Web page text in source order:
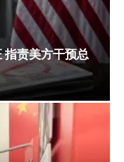
指责美方干预总